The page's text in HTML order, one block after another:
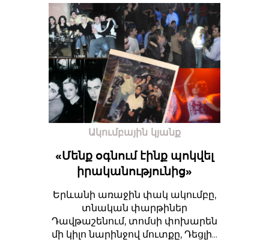
Ակումբային կյանք
«Մենք օգնում էինք պոկվել
իրականությունից»
Երևանի առաջին փակ ակումբը,
տնական փարթիներ
Դավթաշենում, տոմսի փոխարեն
մի կիլո նարինջով մուտքը, Դեցլի...